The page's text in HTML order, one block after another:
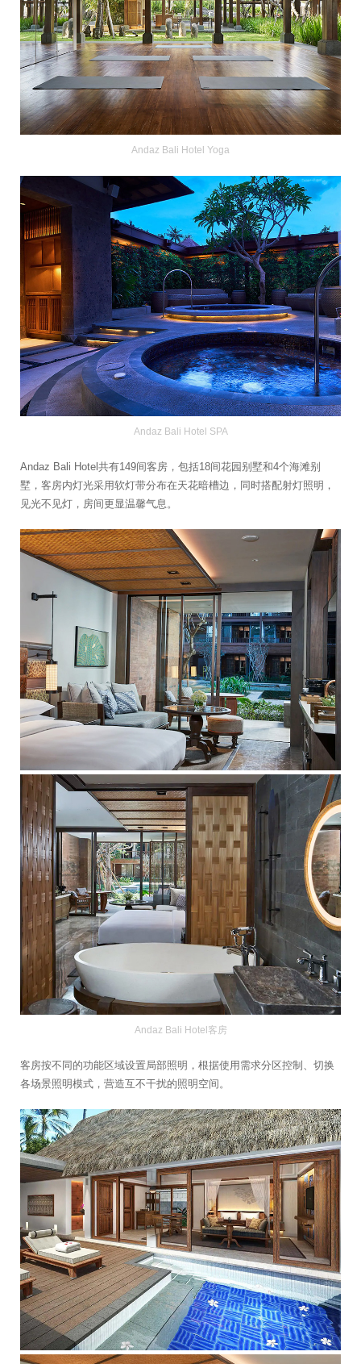
Andaz Bali Hotel Yoga
Andaz Bali Hotel SPA
Andaz Bali Hotel共有149间客房，包括18间花园别墅和4个海滩别
墅，客房内灯光采用软灯带分布在天花暗槽边，同时搭配射灯照明，
见光不见灯，房间更显温馨气息。
Andaz Bali Hotel客房
客房按不同的功能区域设置局部照明，根据使用需求分区控制、切换
各场景照明模式，营造互不干扰的照明空间。